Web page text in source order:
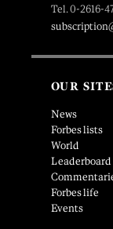
Tel. 0-2616-
OUR
News
Forbes lists
World
Leaderboard
Forbes life
Events